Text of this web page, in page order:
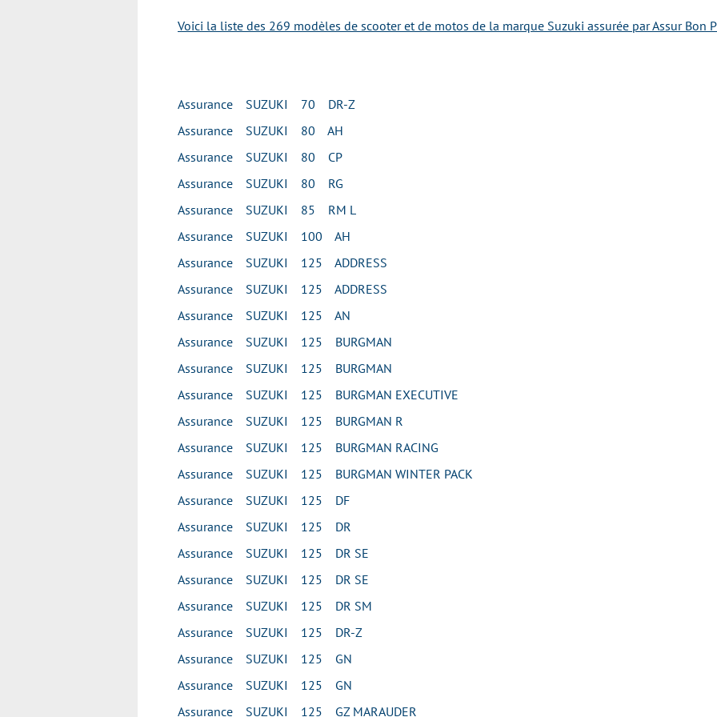
Voici la liste des 269 modèles de scooter et de motos de la marque Suzuki assurée par Assur Bon
Assurance SUZUKI 70 DR-Z
Assurance SUZUKI 80 AH
Assurance SUZUKI 80 CP
Assurance SUZUKI 80 RG
Assurance SUZUKI 85 RM L
Assurance SUZUKI 100 AH
Assurance SUZUKI 125 ADDRESS
Assurance SUZUKI 125 ADDRESS
Assurance SUZUKI 125 AN
Assurance SUZUKI 125 BURGMAN
Assurance SUZUKI 125 BURGMAN
Assurance SUZUKI 125 BURGMAN EXECUTIVE
Assurance SUZUKI 125 BURGMAN R
Assurance SUZUKI 125 BURGMAN RACING
Assurance SUZUKI 125 BURGMAN WINTER PACK
Assurance SUZUKI 125 DF
Assurance SUZUKI 125 DR
Assurance SUZUKI 125 DR SE
Assurance SUZUKI 125 DR SE
Assurance SUZUKI 125 DR SM
Assurance SUZUKI 125 DR-Z
Assurance SUZUKI 125 GN
Assurance SUZUKI 125 GN
Assurance SUZUKI 125 GZ MARAUDER